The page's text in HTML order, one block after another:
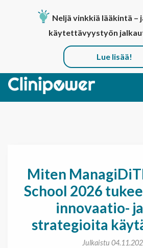
Päävalikko
Miten
School 2026
innovaatio-
strategioita
Julkaistu
Neljä vinkkiä lääkintä –
käytettävyystyön
Lue lisää!